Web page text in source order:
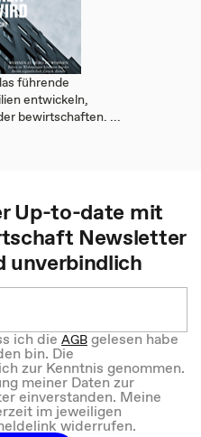
führende
entwickeln,
bewirtschaften. ...
Up-to-date mit
Newsletter
unverbindlich
ich dieAGBgelesen habe
bin. Die
zur Kenntnis genommen.
meiner Daten zur
einverstanden. Meine
im jeweiligen
widerrufen.